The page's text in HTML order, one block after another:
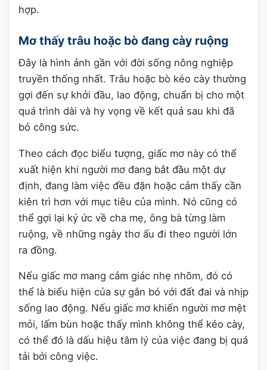
hợp.
Mơ thấy trâu hoặc bò đang cày ruộng
Đây là hình ảnh gần với đời sống nông nghiệp
truyền thống nhất. Trâu hoặc bò kéo cày thường
gợi đến sự khởi đầu, lao động, chuẩn bị cho một
quá trình dài và hy vọng về kết quả sau khi đã
bỏ công sức.
Theo cách đọc biểu tượng, giấc mơ này có thể
xuất hiện khi người mơ đang bắt đầu một dự
định, đang làm việc đều đặn hoặc cảm thấy cần
kiên trì hơn với mục tiêu của mình. Nó cũng có
thể gợi lại ký ức về cha mẹ, ông bà từng làm
ruộng, về những ngày thơ ấu đi theo người lớn
ra đồng.
Nếu giấc mơ mang cảm giác nhẹ nhõm, đó có
thể là biểu hiện của sự gắn bó với đất đai và nhịp
sống lao động. Nếu giấc mơ khiến người mơ mệt
mỏi, lấm bùn hoặc thấy mình không thể kéo cày,
có thể đó là dấu hiệu tâm lý của việc đang bị quá
tải bởi công việc.